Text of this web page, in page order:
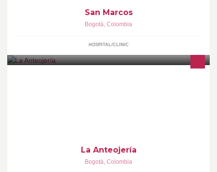
San Marcos
Bogotá, Colombia
HOSPITAL/CLINIC
La Anteojería
Bogotá, Colombia